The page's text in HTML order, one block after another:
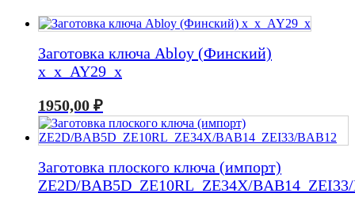
Заготовка ключа Abloy (Финский)
x_x_AY29_x
1950,00 ₽
Заготовка плоского ключа (импорт)
ZE2D/BAB5D_ZE10RL_ZE34X/